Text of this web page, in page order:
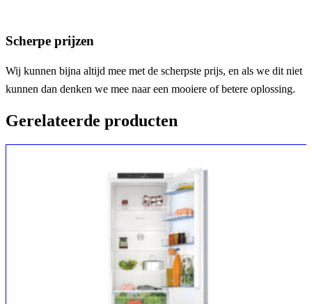
Scherpe prijzen
Wij kunnen bijna altijd mee met de scherpste prijs, en als we dit niet
kunnen dan denken we mee naar een mooiere of betere oplossing.
Gerelateerde producten